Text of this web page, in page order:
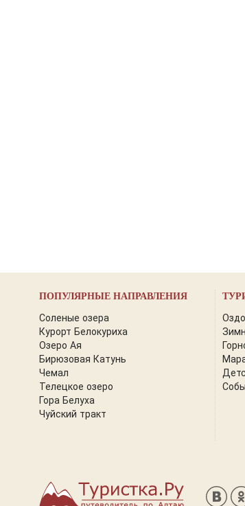
ПОПУЛЯРНЫЕ НАПРАВЛЕНИЯ
Соленые озера
Курорт Белокуриха
Озеро Ая
Бирюзовая Катунь
Чемал
Телецкое озеро
Гора Белуха
Чуйский тракт